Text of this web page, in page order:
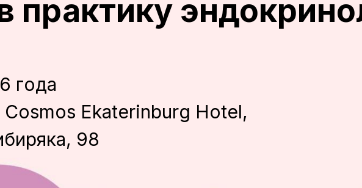
практику
года
Cosmos Ekaterinburg Hotel,
98